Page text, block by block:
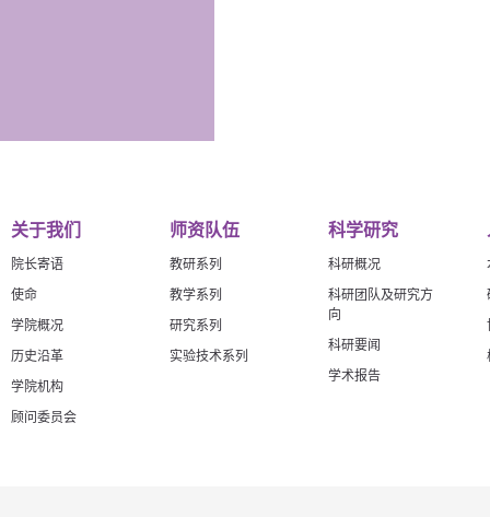
关于我们
院长寄语
使命
学院概况
历史沿革
学院机构
顾问委员会
师资队伍
教研系列
教学系列
研究系列
实验技术系列
科学研究
科研概况
科研团队及研究方
向
科研要闻
学术报告